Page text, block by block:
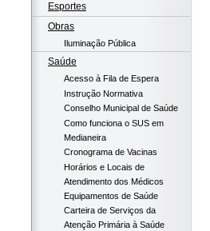
Esportes
Obras
Iluminação Pública
Saúde
Acesso à Fila de Espera
Instrução Normativa
Conselho Municipal de Saúde
Como funciona o SUS em
Medianeira
Cronograma de Vacinas
Horários e Locais de
Atendimento dos Médicos
Equipamentos de Saúde
Carteira de Serviços da
Atenção Primária à Saúde